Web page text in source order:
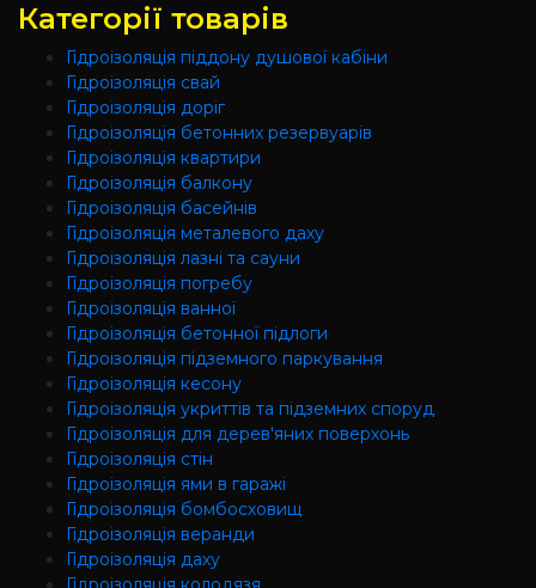
Категорії товарів
Гідроізоляція піддону душової кабіни
Гідроізоляція свай
Гідроізоляція доріг
Гідроізоляція бетонних резервуарів
Гідроізоляція квартири
Гідроізоляція балкону
Гідроізоляція басейнів
Гідроізоляція металевого даху
Гідроізоляція лазні та сауни
Гідроізоляція погребу
Гідроізоляція ванної
Гідроізоляція бетонної підлоги
Гідроізоляція підземного паркування
Гідроізоляція кесону
Гідроізоляція укриттів та підземних споруд
Гідроізоляція для дерев'яних поверхонь
Гідроізоляція стін
Гідроізоляція ями в гаражі
Гідроізоляція бомбосховищ
Гідроізоляція веранди
Гідроізоляція даху